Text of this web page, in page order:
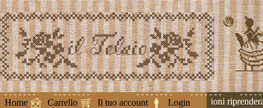
Home Carrello Il tuo account Login
Attenzione ! Le spedizioni